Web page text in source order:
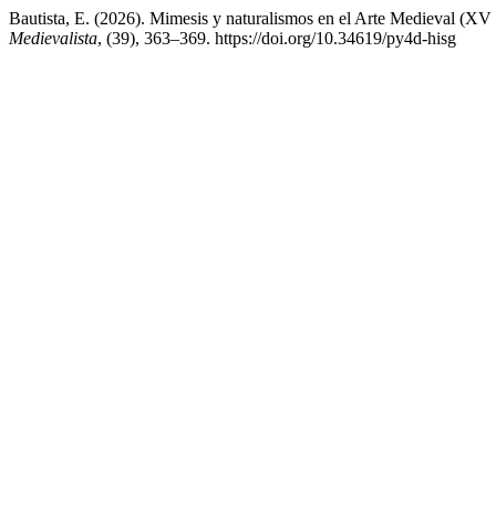
Bautista, E. (2026). Mimesis y naturalismos en el Arte Medieval
Medievalista, (39), 363–369. https://doi.org/10.34619/py4d-hisg